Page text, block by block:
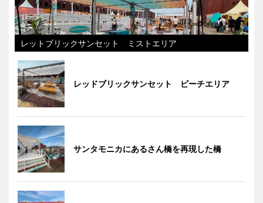
レットブリックサンセット ミストエリア
レッドブリックサンセット ビーチエリア
サンタモニカにあるさん橋を再現した橋